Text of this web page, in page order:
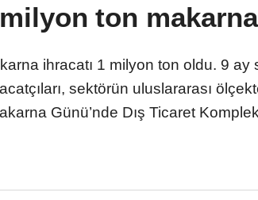
ton
ihracatı 1 milyon ton oldu. 9
sektörün uluslararası
Günü’nde Dış Ticaret